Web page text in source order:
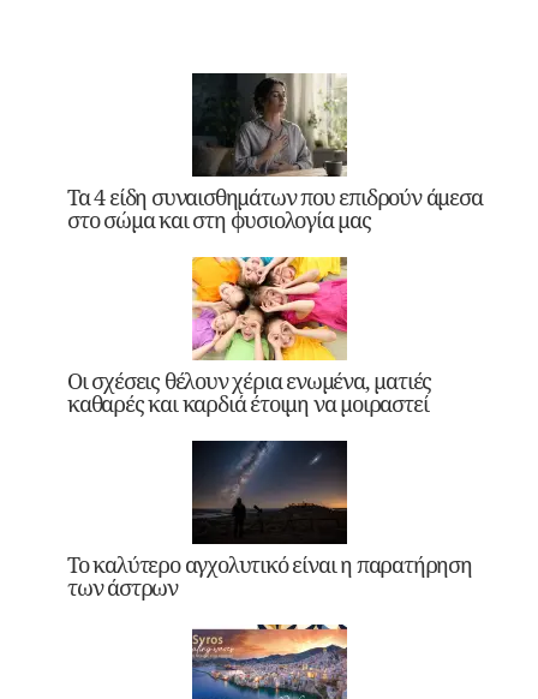
Τα 4 είδη συναισθημάτων που επιδρούν άμεσα
στο σώμα και στη φυσιολογία μας
Οι σχέσεις θέλουν χέρια ενωμένα, ματιές
καθαρές και καρδιά έτοιμη να μοιραστεί
Το καλύτερο αγχολυτικό είναι η παρατήρηση
των άστρων